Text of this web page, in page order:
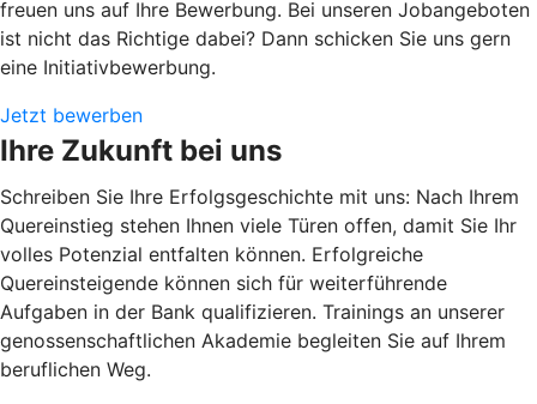
freuen uns auf Ihre Bewerbung. Bei unseren Jobangeboten
ist nicht das Richtige dabei? Dann schicken Sie uns gern
eine Initiativbewerbung.
Jetzt bewerben
Ihre Zukunft bei uns
Schreiben Sie Ihre Erfolgsgeschichte mit uns: Nach Ihrem
Quereinstieg stehen Ihnen viele Türen offen, damit Sie Ihr
volles Potenzial entfalten können. Erfolgreiche
Quereinsteigende können sich für weiterführende
Aufgaben in der Bank qualifizieren. Trainings an unserer
genossenschaftlichen Akademie begleiten Sie auf Ihrem
beruflichen Weg.